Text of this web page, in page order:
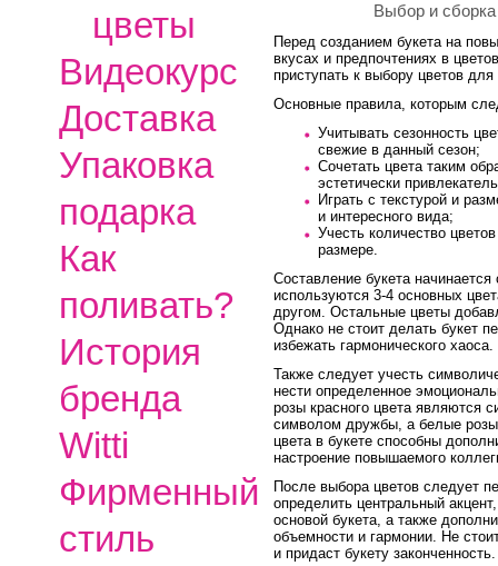
цветы
Видеокурс
Доставка
Упаковка
подарка
Как
поливать?
История
бренда
Witti
Фирменный
стиль
Выбор и сборка
Перед созданием букета на
вкусах и предпочтениях в
приступать к выбору цветов для
Основные правила, которым
Учитывать сезонность
свежие в данный сезон;
Сочетать цвета таким
эстетически
Играть с текстурой и
и интересного вида;
Учесть количество
размере.
Составление букета
используются 3-4 основных
другом. Остальные цветы
Однако не стоит делать букет
избежать гармонического хаоса.
Также следует учесть
нести определенное
розы красного цвета являются
символом дружбы, а белые розы
цвета в букете способны
настроение повышаемого
После выбора цветов следует
определить центральный
основой букета, а также
объемности и гармонии. Не
и придаст букету законченность.